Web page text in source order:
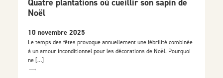
Noël
10 novembre 2025
Le temps des fêtes provoque annuellement une fébrilité combinée
à un amour inconditionnel pour les décorations de Noël. Pourquoi
ne […]